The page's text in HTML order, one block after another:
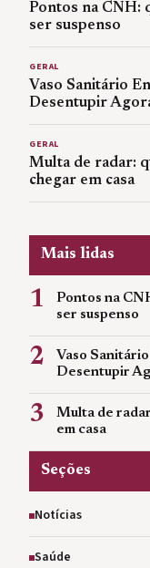
Pontos na CNH:
ser suspenso
GERAL
Vaso Sanitário
Desentupir
GERAL
Multa de radar:
chegar em casa
Mais lidas
1
Pontos na
ser suspenso
2
Vaso
Desentupir
3
Multa de
em casa
Seções
Notícias
Saúde